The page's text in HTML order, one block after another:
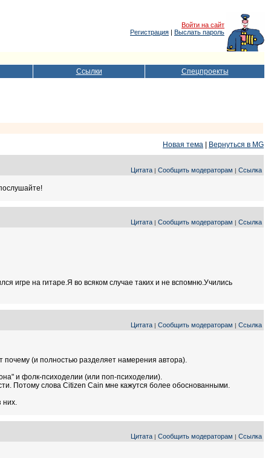
Войти на сайт
Регистрация | Выслать пароль
Ссылки Спецпроекты
Новая тема
Вернуться в MG
Цитата | Сообщить модераторам | Ссылка
Цитата | Сообщить модераторам | Ссылка
игре на гитаре.Я во всяком случае таких и не вспомню.Учились
Цитата | Сообщить модераторам | Ссылка
(и полностью разделяет намерения автора).
и фолк-психоделии (или поп-психоделии).
Потому слова Citizen Cain мне кажутся более обоснованными.
них.
Цитата | Сообщить модераторам | Ссылка